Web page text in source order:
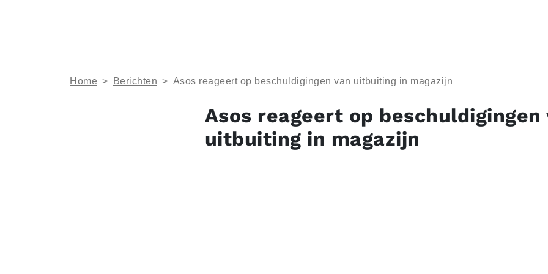
Home > Berichten > Asos reageert op beschuldigingen van uitbuiting in magazijn
Asos reageert op beschuldigingen
uitbuiting in magazijn